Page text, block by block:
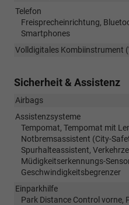
Telefon
Freisprecheinrichtung,
Smartphones
Volldigitales Kombiinstrument
Sicherheit & Assistenz
Airbags
Assistenzsysteme
Tempomat, Tempomat mit
Notbremsassistent (City-
Spurhalteassistent,
Müdigkeitserkennungs-
Geschwindigkeitsbegrenzer
Einparkhilfe
Park Distance Control vorne,